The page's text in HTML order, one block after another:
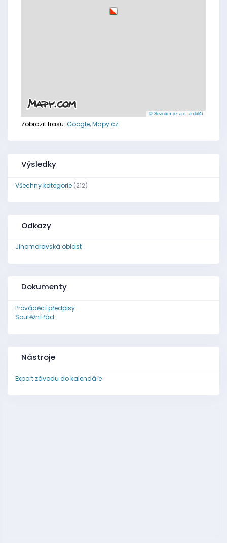
© Seznam.cz a.s. a další
Zobrazit trasu: Google,Mapy.cz
Výsledky
Všechny kategorie(212)
Odkazy
Jihomoravská oblast
Dokumenty
Prováděcí předpisy
Soutěžní řád
Nástroje
Export závodu do kalendáře